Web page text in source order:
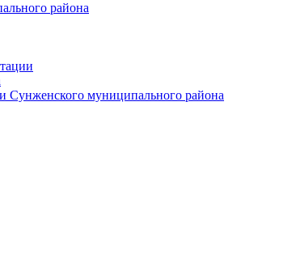
района
Сунженского муниципального района